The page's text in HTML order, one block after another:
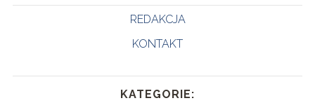
REDAKCJA
KONTAKT
KATEGORIE: